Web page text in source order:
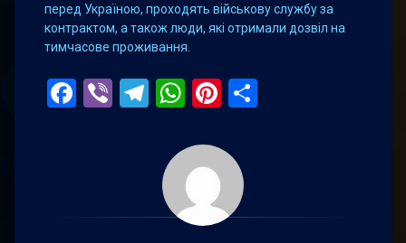
перед Україною, проходять військову службу за
контрактом, а також люди, які отримали дозвіл на
тимчасове проживання.
Facebook
ViberTelegram
WhatsApp
Pinterest